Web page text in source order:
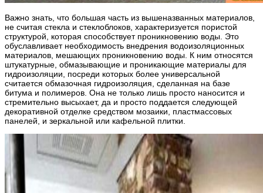
Важно знать, что большая часть из вышеназванных материалов,
не считая стекла и стеклоблоков, характеризуется пористой
структурой, которая способствует проникновению воды. Это
обуславливает необходимость внедрения водоизоляционных
материалов, мешающих проникновению воды. К ним относятся
штукатурные, обмазывающие и проникающие материалы для
гидроизоляции, посреди которых более универсальной
считается обмазочная гидроизоляция, сделанная на базе
битума и полимеров. Она не только лишь просто наносится и
стремительно высыхает, да и просто поддается следующей
декоративной отделке средством мозаики, пластмассовых
панелей, и зеркальной или кафельной плитки.